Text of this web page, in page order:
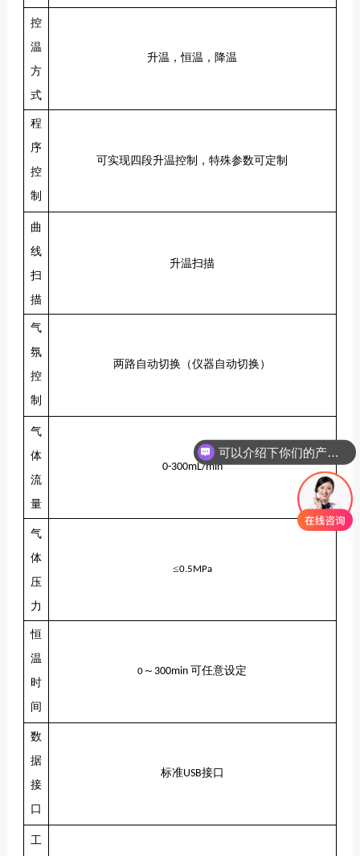
控
温
方
式
升温，恒温，降温
程
序
控
制
可实现四段升温控制，特殊参数可定制
曲
线
扫
描
升温扫描
气
氛
控
制
两路自动切换（仪器自动切换）
气
体
流
量
0-300mL/min
气
体
压
力
≤0.5MPa
恒
温
时
间
0 ～ 300min 可任意设定
数
据
接
口
标准USB接口
工
可以介绍下你们的产品么？
如何联系你们公司？